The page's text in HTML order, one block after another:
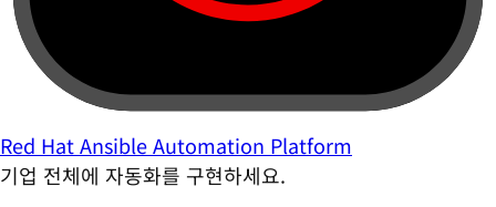
Red Hat Ansible Automation Platform
기업 전체에 자동화를 구현하세요.